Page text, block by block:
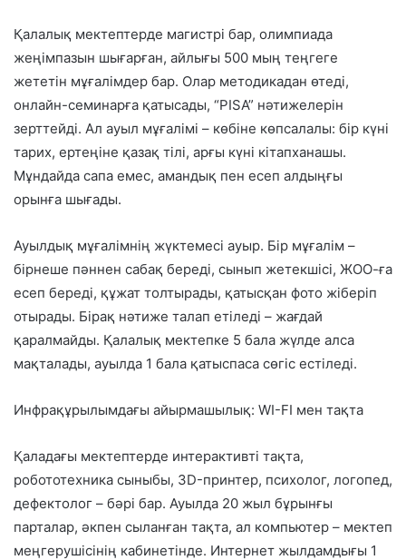
Қалалық мектептерде магистрі бар, олимпиада
жеңімпазын шығарған, айлығы 500 мың теңгеге
жететін мұғалімдер бар. Олар методикадан өтеді,
онлайн-семинарға қатысады, “PISA” нәтижелерін
зерттейді. Ал ауыл мұғалімі – көбіне көпсалалы: бір күні
тарих, ертеңіне қазақ тілі, арғы күні кітапханашы.
Мұндайда сапа емес, амандық пен есеп алдыңғы
орынға шығады.
Ауылдық мұғалімнің жүктемесі ауыр. Бір мұғалім –
бірнеше пәннен сабақ береді, сынып жетекшісі, ЖОО-ға
есеп береді, құжат толтырады, қатысқан фото жіберіп
отырады. Бірақ нәтиже талап етіледі – жағдай
қаралмайды. Қалалық мектепке 5 бала жүлде алса
мақталады, ауылда 1 бала қатыспаса сөгіс естіледі.
Инфрақұрылымдағы айырмашылық: WI-FI мен тақта
Қаладағы мектептерде интерактивті тақта,
робототехника сыныбы, 3D-принтер, психолог, логопед,
дефектолог – бәрі бар. Ауылда 20 жыл бұрынғы
парталар, әкпен сыланған тақта, ал компьютер – мектеп
меңгерушісінің кабинетінде. Интернет жылдамдығы 1